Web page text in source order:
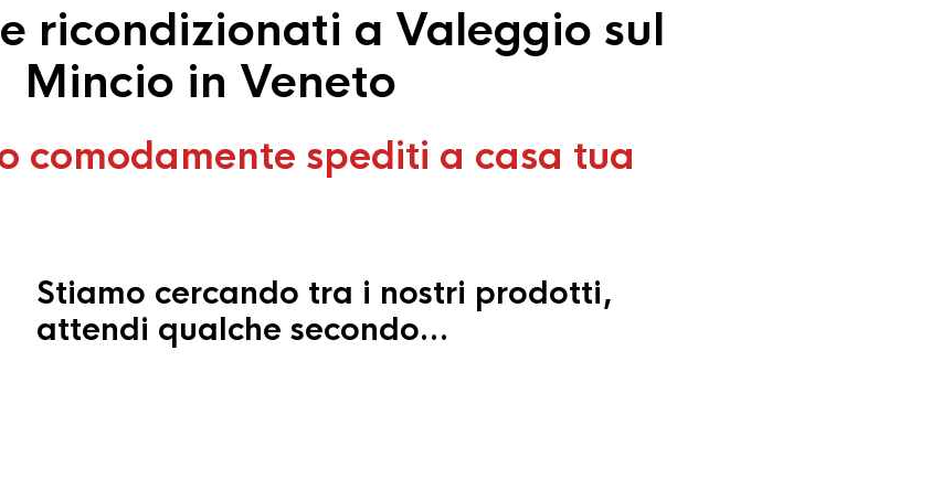
ricondizionati a Valeggio sul
Mincio in Veneto
comodamente spediti a casa tua
Stiamo cercando tra i nostri prodotti,
attendi qualche secondo…